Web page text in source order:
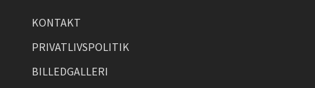
KONTAKT
PRIVATLIVSPOLITIK
BILLEDGALLERI